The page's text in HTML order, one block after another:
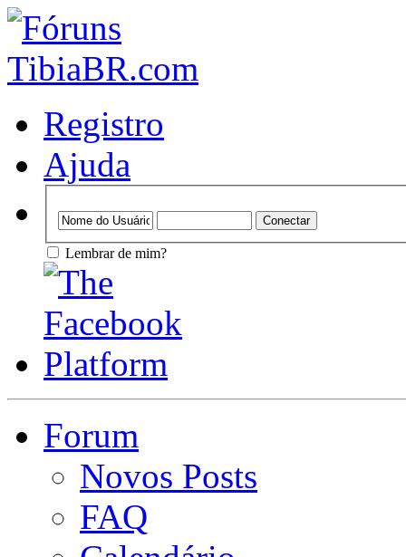
Registro
Ajuda
Lembrar de mim?
Forum
Novos Posts
FAQ